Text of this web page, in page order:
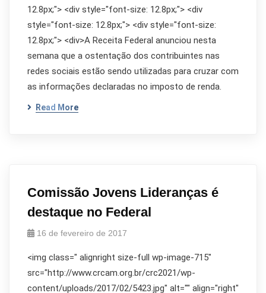
12.8px;"> <div style="font-size: 12.8px;"> <div
style="font-size: 12.8px;"> <div style="font-size:
12.8px;"> <div>A Receita Federal anunciou nesta
semana que a ostentação dos contribuintes nas
redes sociais estão sendo utilizadas para cruzar com
as informações declaradas no imposto de renda.
Read More
Comissão Jovens Lideranças é
destaque no Federal
16 de fevereiro de 2017
<img class=" alignright size-full wp-image-715"
src="http://www.crcam.org.br/crc2021/wp-
content/uploads/2017/02/5423.jpg" alt="" align="right"